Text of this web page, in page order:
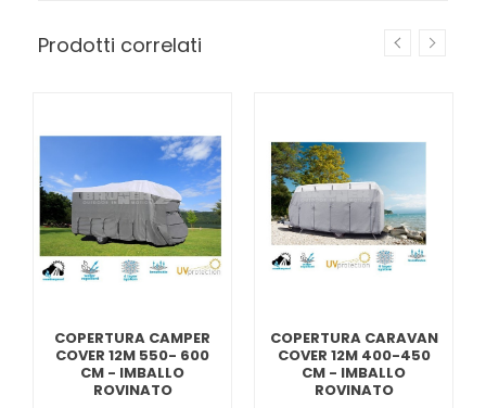
Prodotti correlati
COPERTURA CAMPER
COVER 12M 550- 600
CM - IMBALLO
ROVINATO
COPERTURA CARAVAN
COVER 12M 400-450
CM - IMBALLO
ROVINATO